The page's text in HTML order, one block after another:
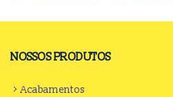
NOSSOS PRODUTOS
Acabamentos